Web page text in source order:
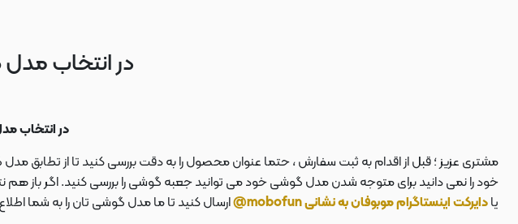
در انتخاب
در انتخاب
مشتری عزیز ؛ قبل از اقدام به ثبت سفارش ، حتما عنوان محصول را به دقت بررسی کنید تا از
خود را نمی دانید برای متوجه شدن مدل گوشی خود می توانید جعبه گوشی را بررسی کنید. اگر باز
یادایرکت اینستاگرام موبوفان به نشانی mobofun@ ارسال کنید تا ما مدل گوشی تان را به شما